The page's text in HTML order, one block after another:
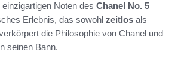
Noten des Chanel No. 5
Erlebnis, das sowohl zeitlos als
die Philosophie von Chanel und
seinen Bann.